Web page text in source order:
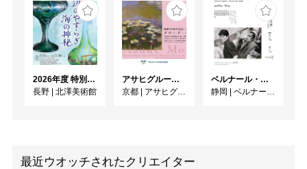
2026年度 特別展「ガレとドーム、アール･ヌーヴォーのガラス 水辺のやすらぎ、海の神秘」
長野 | 北澤美術館
アサヒグループ大山崎山荘美術館 開館30周年記念展「没後100年 クロード・モネ」
京都 | アサヒグループ大山崎山荘美術館
ベルナール・ビュフェと写真 ーカメラがとらえたビュフェとその時代、そして21 世紀へ
静岡 | ベルナール・ビュフェ美術館
最近ウオッチされたクリエイター